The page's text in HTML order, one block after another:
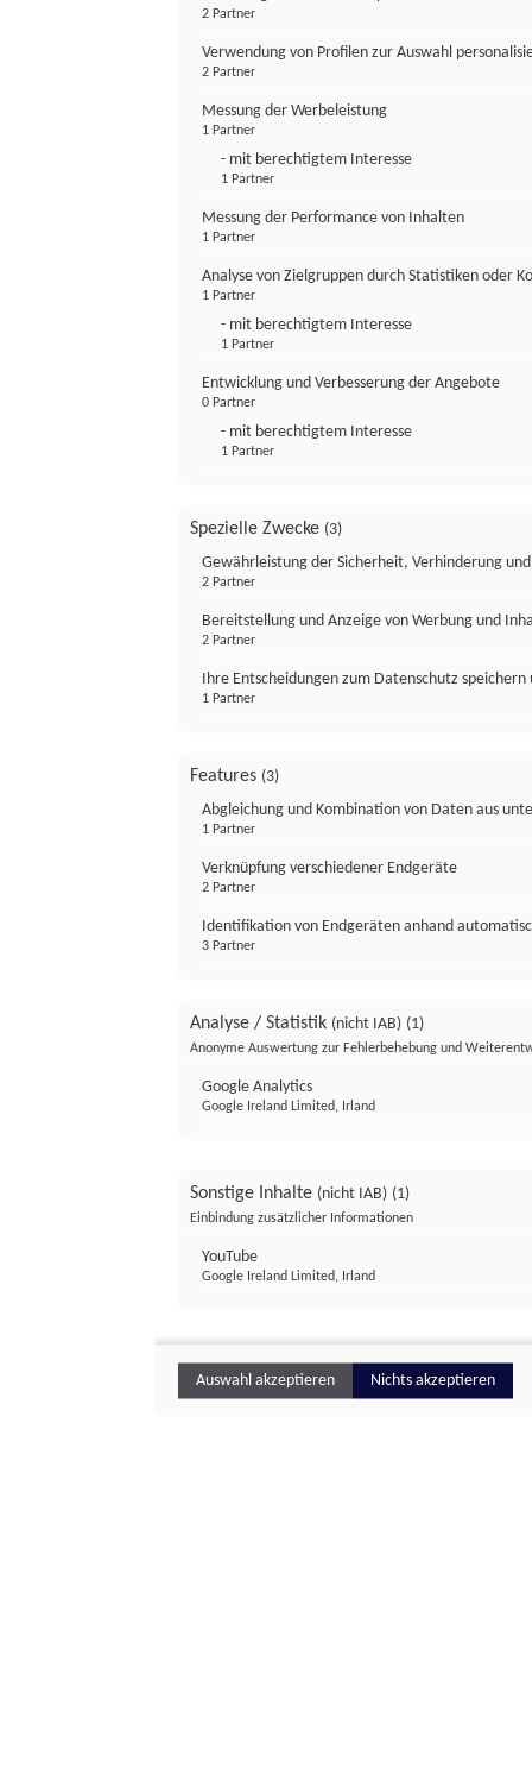
2 Partner
Verwendung von Profilen zur Auswahl
2 Partner
Messung der Werbeleistung
1 Partner
- mit berechtigtem Interesse
1 Partner
Messung der Performance von Inhalten
1 Partner
Analyse von Zielgruppen durch Statistiken oder
1 Partner
- mit berechtigtem Interesse
1 Partner
Entwicklung und Verbesserung der Angebote
0 Partner
- mit berechtigtem Interesse
1 Partner
Spezielle Zwecke (3)
Gewährleistung der Sicherheit, Verhinderung
2 Partner
Bereitstellung und Anzeige von Werbung und
2 Partner
Ihre Entscheidungen zum Datenschutz
1 Partner
Features (3)
Abgleichung und Kombination von Daten aus
1 Partner
Verknüpfung verschiedener Endgeräte
2 Partner
Identifikation von Endgeräten anhand
3 Partner
Analyse / Statistik (nicht IAB) (1)
Anonyme Auswertung zur Fehlerbehebung und
Google Analytics
Google Ireland Limited, Irland
Sonstige Inhalte (nicht IAB) (1)
Einbindung zusätzlicher Informationen
YouTube
Google Ireland Limited, Irland
Auswahl akzeptieren Nichts akzeptieren